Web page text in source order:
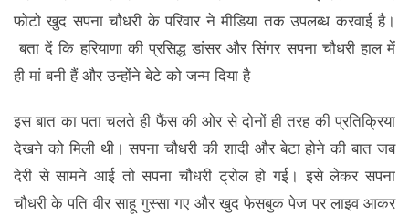
फोटो खुद सपना चौधरी के परिवार ने मीडिया तक उपलब्‍ध करवाई है।
बता दें कि हरियाणा की प्रसिद्ध डांसर और सिंगर सपना चौधरी हाल में
ही मां बनी हैं और उन्‍होंने बेटे को जन्‍म दिया है
इस बात का पता चलते ही फैंस की ओर से दोनों ही तरह की प्रतिक्रिया
देखने को मिली थी। सपना चौधरी की शादी और बेटा होने की बात जब
देरी से सामने आई तो सपना चौधरी ट्रोल हो गई। इसे लेकर सपना
चौधरी के पति वीर साहू गुस्‍सा गए और खुद फेसबुक पेज पर लाइव आकर